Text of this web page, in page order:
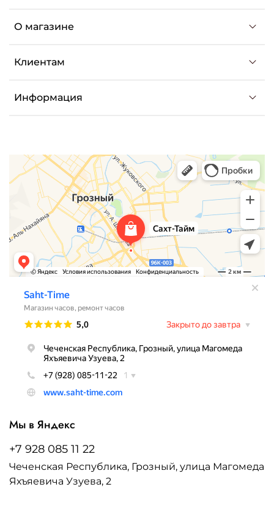
О магазине
Клиентам
Информация
Мы в Яндекс
+7 928 085 11 22
Чеченская Республика, Грозный, улица Магомеда
Яхъяевича Узуева, 2